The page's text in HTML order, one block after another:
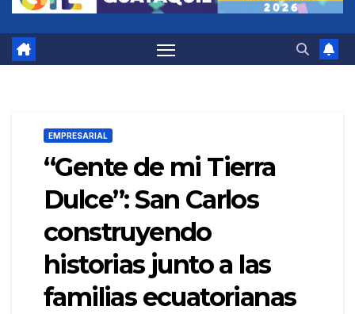
EMPRESARIAL
“Gente de mi Tierra
Dulce”: San Carlos
construyendo
historias junto a las
familias ecuatorianas